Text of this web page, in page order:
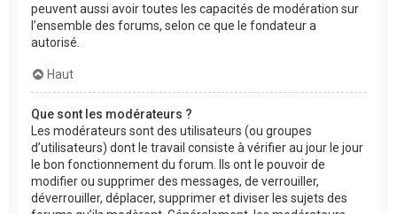
peuvent aussi avoir toutes les capacités de modération sur
l’ensemble des forums, selon ce que le fondateur a
autorisé.
Haut
Que sont les modérateurs ?
Les modérateurs sont des utilisateurs (ou groupes
d’utilisateurs) dont le travail consiste à vérifier au jour le jour
le bon fonctionnement du forum. Ils ont le pouvoir de
modifier ou supprimer des messages, de verrouiller,
déverrouiller, déplacer, supprimer et diviser les sujets des